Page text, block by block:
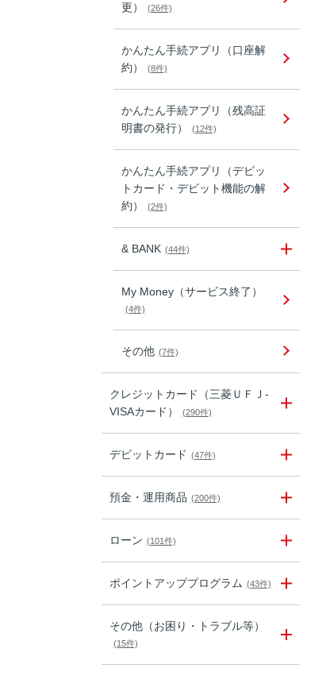
更）
(26件)
かんたん手続アプリ（口座解
約）
(8件)
かんたん手続アプリ（残高証
明書の発行）
(12件)
かんたん手続アプリ（デビッ
トカード・デビット機能の解
約）
(2件)
& BANK (44件)
My Money（サービス終了）
(4件)
その他 (7件)
クレジットカード（三菱ＵＦＪ-
VISAカード）
(290件)
デビットカード (47件)
預金・運用商品 (200件)
ローン (101件)
ポイントアッププログラム (43件)
その他（お困り・トラブル等）
(15件)